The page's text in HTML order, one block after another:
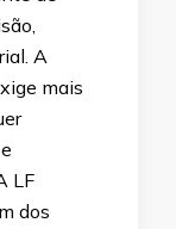
A
mais
LF
dos